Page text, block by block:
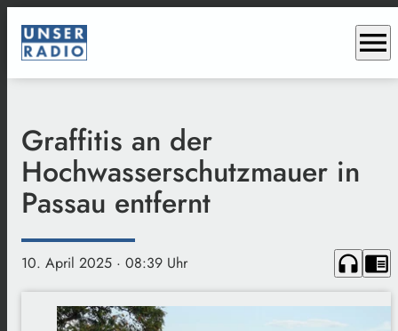
menu
Graffitis an der
Hochwasserschutzmauer in
Passau entfernt
10. April 2025 · 08:39 Uhr headphones chrome_reader_mode